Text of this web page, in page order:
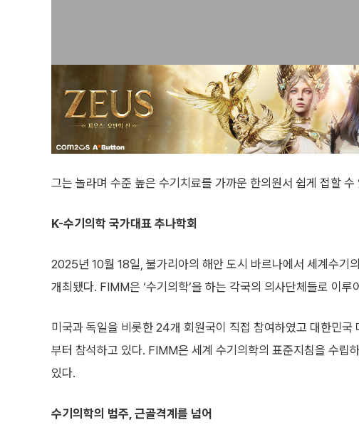
그는 놀라며 수준 높은 수기치료를 가까운 한의원서 쉽게 접할
K-수기의학 국가대표 추나학회
2025년 10월 18일, 불가리아의 해안 도시 바르나에서 세계수
개최됐다. FIMM은 ‘수기의학’을 하는 각국의 의사단체들로 이루
미국과 독일을 비롯한 24개 회원국이 직접 참여하였고 대한민
부터 참석하고 있다. FIMM은 세계 수기의학의 표준지침을 수립
있다.
수기의학의 범주, 근골격계를 넘어